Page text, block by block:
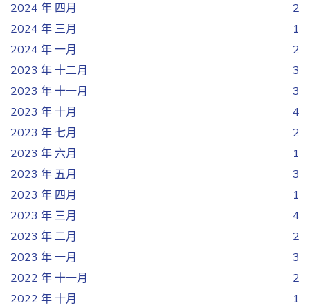
2024 年 四月
2
2024 年 三月
1
2024 年 一月
2
2023 年 十二月
3
2023 年 十一月
3
2023 年 十月
4
2023 年 七月
2
2023 年 六月
1
2023 年 五月
3
2023 年 四月
1
2023 年 三月
4
2023 年 二月
2
2023 年 一月
3
2022 年 十一月
2
2022 年 十月
1